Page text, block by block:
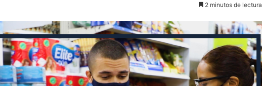
2 minutos de lectura